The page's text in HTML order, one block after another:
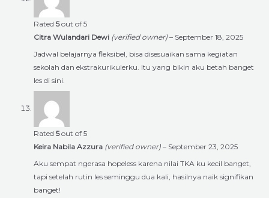
Rated 5out of 5
Citra Wulandari Dewi (verified owner) – September 18, 2025
Jadwal belajarnya fleksibel, bisa disesuaikan sama kegiatan
sekolah dan ekstrakurikulerku. Itu yang bikin aku betah banget
les di sini.
Rated 5out of 5
Keira Nabila Azzura (verified owner) – September 23, 2025
Aku sempat ngerasa hopeless karena nilai TKA ku kecil banget,
tapi setelah rutin les seminggu dua kali, hasilnya naik signifikan
banget!